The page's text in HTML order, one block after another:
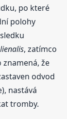
po které
polohy
, zatímco
že
odvod
nastává
tromby.